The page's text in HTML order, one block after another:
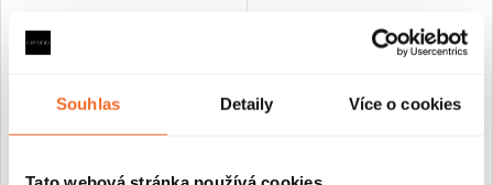
Souhlas Detaily Více o cookies
Na cestě
DO KOŠÍKU